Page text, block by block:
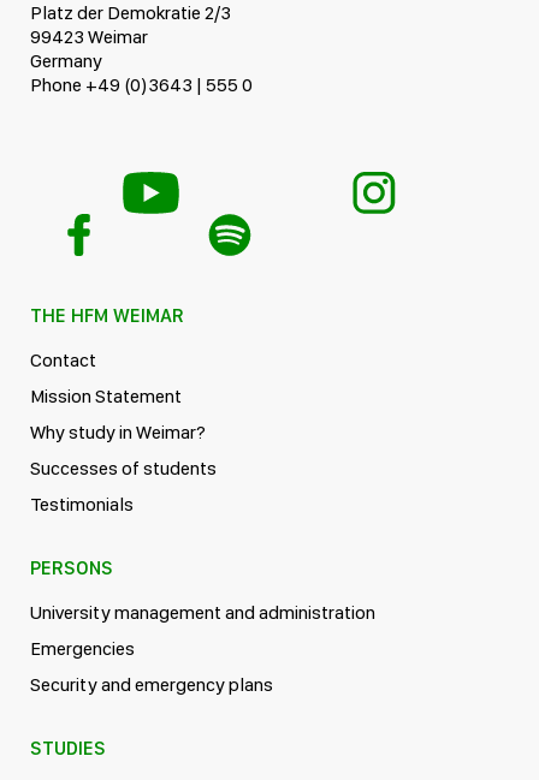
Platz der Demokratie 2/3
99423 Weimar
Germany
Phone +49 (0)3643 | 555 0
THE HFM WEIMAR
Contact
Mission Statement
Why study in Weimar?
Successes of students
Testimonials
PERSONS
University management and administration
Emergencies
Security and emergency plans
STUDIES